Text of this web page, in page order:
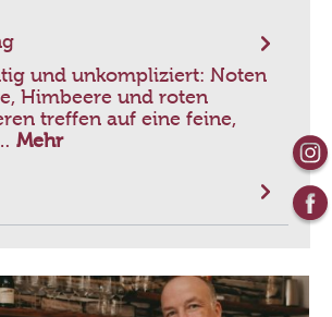
und unkompliziert: Noten
Himbeere und roten
treffen auf eine feine,
Mehr